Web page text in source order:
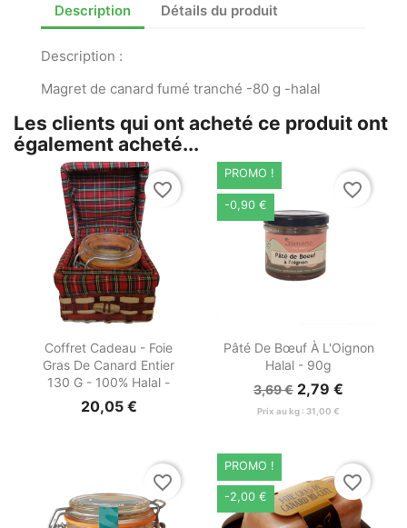
Description Détails du produit
Description :
Magret de canard fumé tranché -80 g -halal
Les clients qui ont acheté ce produit ont
également acheté...
Aperçu rapide
Coffret Cadeau - Foie
Gras De Canard Entier
130 G - 100% Halal -
20,05 €
favorite_border
Aperçu rapide
Pâté De Bœuf À L'Oignon
Halal - 90g
3,69 € 2,79 €
Prix au kg : 31,00 €
PROMO !
-0,90 €
favorite_border
favorite_border
PROMO !
-2,00 €
favorite_border